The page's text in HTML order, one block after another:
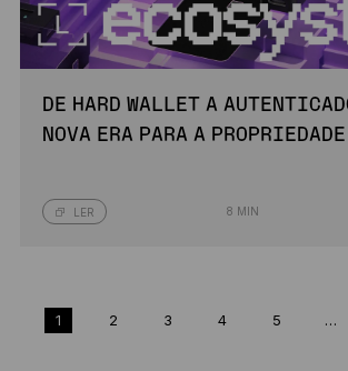
DE HARD WALLET A
NOVA ERA PARA A
LER 8 MIN
1 2 3 4 5 …